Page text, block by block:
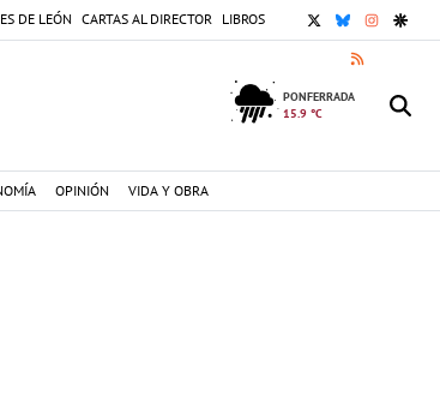
DE LEÓN CARTAS AL DIRECTOR LIBROS X BLUESKY
RSS
PONFERRADA
15.9 °C
OPINIÓN VIDA Y OBRA